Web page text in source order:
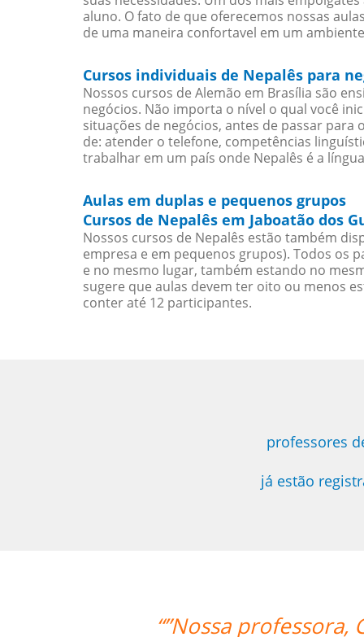
aluno. O fato de que oferecemos nossas
de uma maneira confortavel em um
Cursos individuais de Nepalês para
Nossos cursos de Alemão em Brasília são
negócios. Não importa o nível o qual você
situações de negócios, antes de passar
de: atender o telefone, competências
trabalhar em um país onde Nepalês é a
Aulas em duplas e pequenos grupos
Cursos de Nepalês em Jaboatão dos
Nossos cursos de Nepalês estão também
empresa e em pequenos grupos). Todos os
e no mesmo lugar, também estando no
sugere que aulas devem ter oito ou menos
conter até 12 participantes.
professores
já estão
paciente com o nosso louco